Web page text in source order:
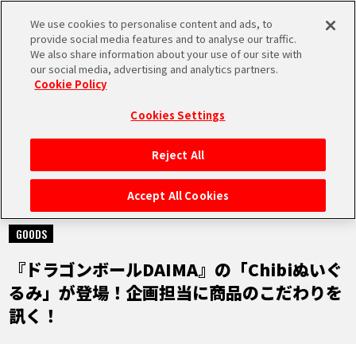
MEN
HOME
NEWS
RANKING
MOVIE
NEWS
2024.12.13
GOODS
『ドラゴンボールDAIMA』の「Chibiぬいぐ
るみ」が登場！企画担当に商品のこだわりを
訊く！
We use cookies to personalise content and ads, to
provide social media features and to analyse our traffic.
We also share information about your use of our site with
our social media, advertising and analytics partners.
Cookie Policy
Cookies Settings
Reject All
Accept All Cookies